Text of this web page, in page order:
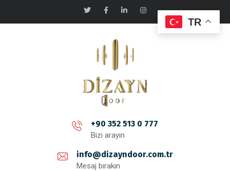
+90 352 513 0 777
Bizi arayın
info@dizayndoor.com.tr
Mesaj bırakın
TR